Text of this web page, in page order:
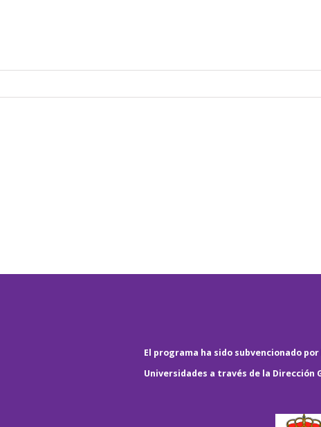
El programa ha sido subvencionado
Universidades a través de la Dirección